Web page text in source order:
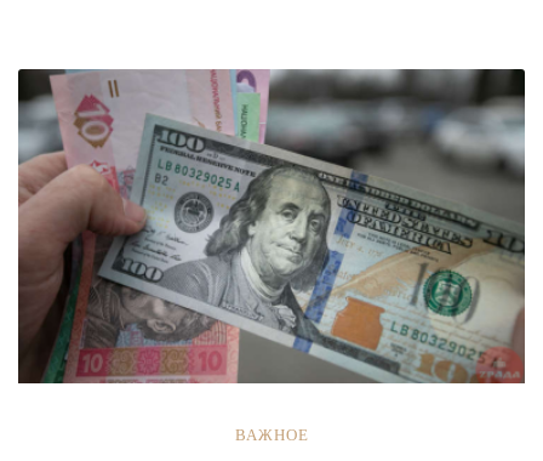
зерновые
культуры»
ВАЖНОЕ